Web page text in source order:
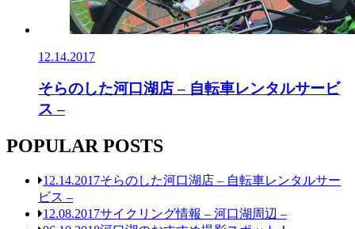
12.14.2017
そらのした河口湖店 – 自転車レンタルサービ
ス –
POPULAR POSTS
12.14.2017そらのした河口湖店 – 自転車レンタルサー
ビス –
12.08.2017サイクリング情報 – 河口湖周辺 –